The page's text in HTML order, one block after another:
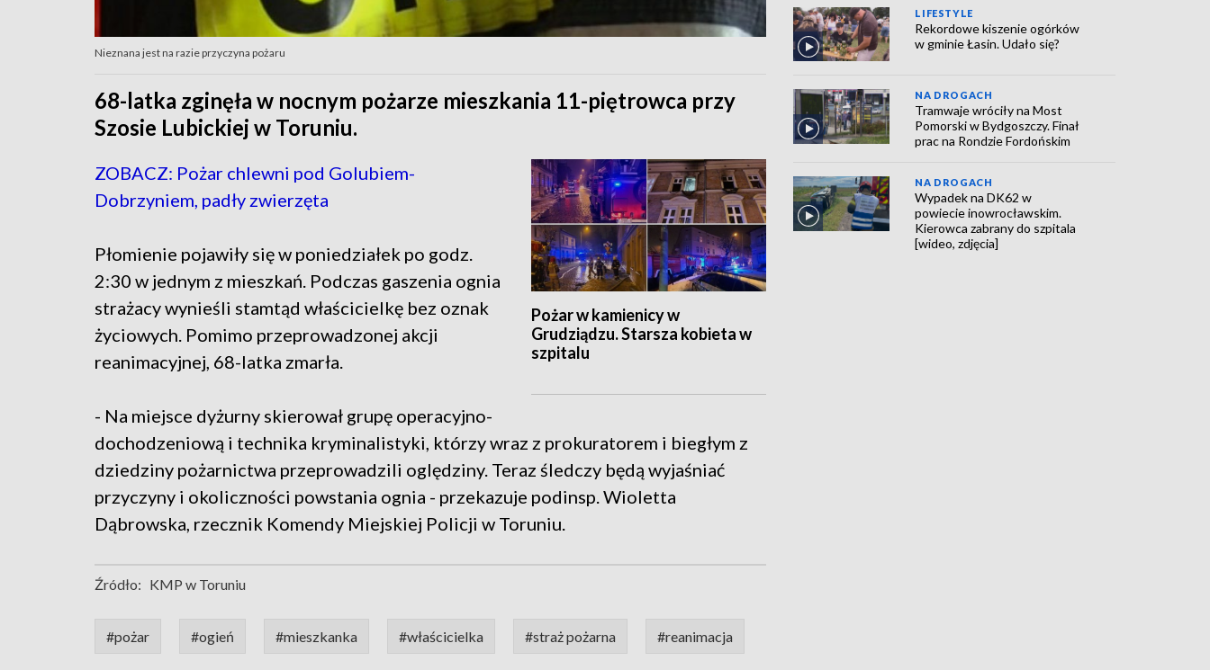
Nieznana jest na razie przyczyna pożaru
68-latka zginęła w nocnym pożarze mieszkania 11-piętrowca przy
Szosie Lubickiej w Toruniu.
Pożar w kamienicy w
Grudziądzu. Starsza kobieta w
szpitalu
ZOBACZ: Pożar chlewni pod Golubiem-
Dobrzyniem, padły zwierzęta
Płomienie pojawiły się w poniedziałek po godz.
2:30 w jednym z mieszkań. Podczas gaszenia ognia
strażacy wynieśli stamtąd właścicielkę bez oznak
życiowych. Pomimo przeprowadzonej akcji
reanimacyjnej, 68-latka zmarła.
- Na miejsce dyżurny skierował grupę operacyjno-
dochodzeniową i technika kryminalistyki, którzy wraz z prokuratorem i biegłym z
dziedziny pożarnictwa przeprowadzili oględziny. Teraz śledczy będą wyjaśniać
przyczyny i okoliczności powstania ognia - przekazuje podinsp. Wioletta
Dąbrowska, rzecznik Komendy Miejskiej Policji w Toruniu.
Źródło: KMP w Toruniu
#pożar #ogień #mieszkanka #właścicielka #straż pożarna #reanimacja
LIFESTYLE
Rekordowe kiszenie ogórków
w gminie Łasin. Udało się?
NA DROGACH
Tramwaje wróciły na Most
Pomorski w Bydgoszczy. Finał
prac na Rondzie Fordońskim
NA DROGACH
Wypadek na DK62 w
powiecie inowrocławskim.
Kierowca zabrany do szpitala
[wideo, zdjęcia]